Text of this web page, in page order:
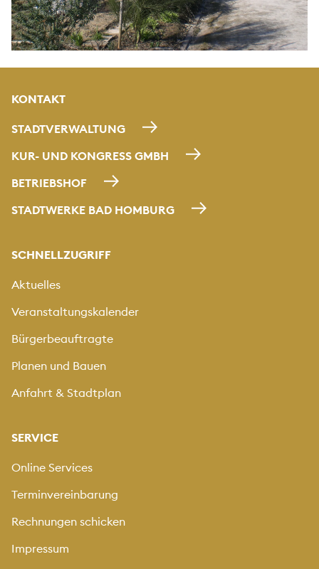
KONTAKT
STADTVERWALTUNG
KUR- UND KONGRESS GMBH
BETRIEBSHOF
STADTWERKE BAD HOMBURG
SCHNELLZUGRIFF
Aktuelles
Veranstaltungskalender
Bürgerbeauftragte
Planen und Bauen
Anfahrt & Stadtplan
SERVICE
Online Services
Terminvereinbarung
Rechnungen schicken
Impressum